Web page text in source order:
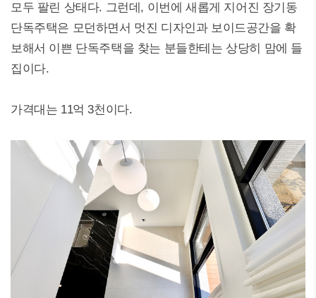
모두 팔린 상태다. 그런데, 이번에 새롭게 지어진 장기동
단독주택은 모던하면서 멋진 디자인과 보이드공간을 확
보해서 이쁜 단독주택을 찾는 분들한테는 상당히 맘에 들
집이다.
가격대는 11억 3천이다.